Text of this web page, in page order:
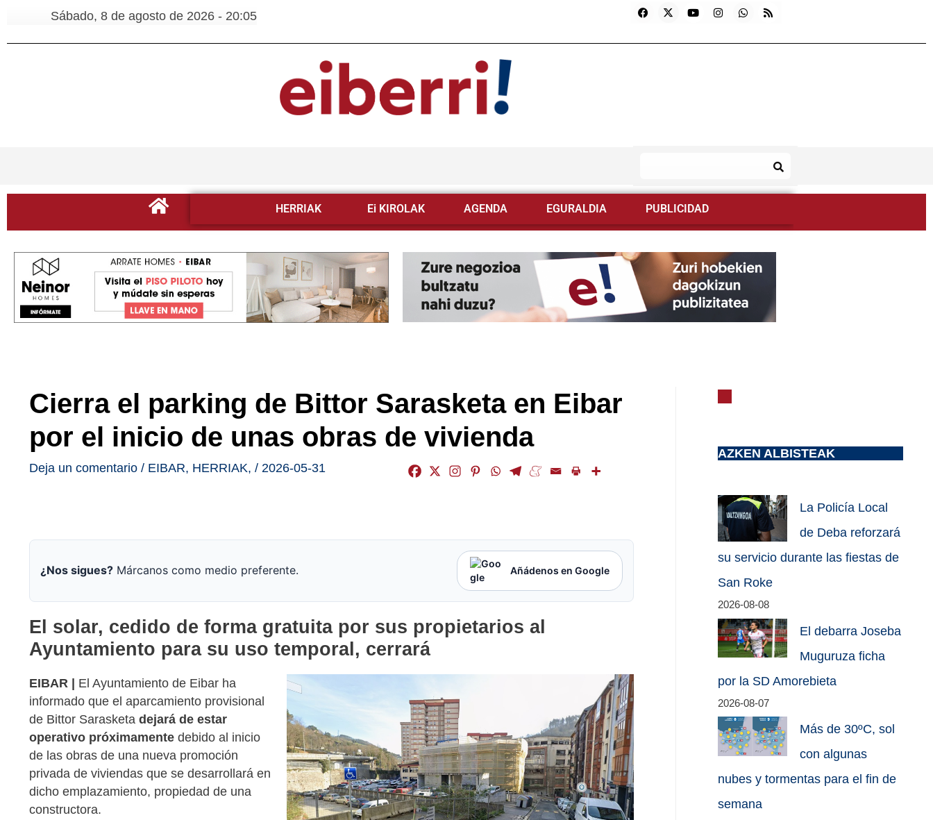
Sábado, 8 de agosto de 2026 - 20:05
HERRIAK Ei KIROLAK AGENDA EGURALDIA PUBLICIDAD
Cierra el parking de Bittor Sarasketa en Eibar
por el inicio de unas obras de vivienda
Deja un comentario / EIBAR, HERRIAK, / 2026-05-31
¿Nos sigues? Márcanos como medio preferente. Añádenos en Google
El solar, cedido de forma gratuita por sus propietarios al
Ayuntamiento para su uso temporal, cerrará
EIBAR | El Ayuntamiento de Eibar ha
informado que el aparcamiento provisional
de Bittor Sarasketa dejará de estar
operativo próximamente debido al inicio
de las obras de una nueva promoción
privada de viviendas que se desarrollará en
dicho emplazamiento, propiedad de una
constructora.
AZKEN ALBISTEAK
La Policía Local
de Deba reforzará
su servicio durante las fiestas de
San Roke
2026-08-08
El debarra Joseba
Muguruza ficha
por la SD Amorebieta
2026-08-07
Más de 30ºC, sol
con algunas
nubes y tormentas para el fin de
semana